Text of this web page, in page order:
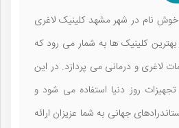
نام در شهر مشهد کلینیک لاغری
کلینیک ها به شمار می رود که
لاغری و درمانی می پردازد. در این
روز دنیا استفاده می شود و
جهانی به شما عزیزان ارائه